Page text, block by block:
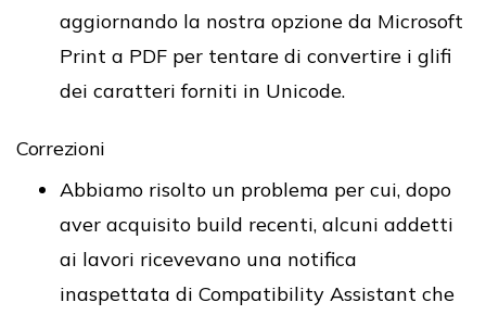
aggiornando la nostra opzione da Microsoft
Print a PDF per tentare di convertire i glifi
dei caratteri forniti in Unicode.
Correzioni
Abbiamo risolto un problema per cui, dopo
aver acquisito build recenti, alcuni addetti
ai lavori ricevevano una notifica
inaspettata di Compatibility Assistant che